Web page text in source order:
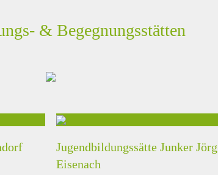
& Begegnungsstätten
Jugendbildungssätte Junker Jörg
Eisenach